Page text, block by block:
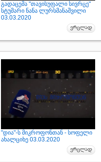
გადაცემა "თავისუფალი სივრცე"
სტუმარი ნანა ლურსმანაშვილი
03.03.2020
"დია"-ს მიკროფონთან - სოფელი
ახალციხე 03.03.2020